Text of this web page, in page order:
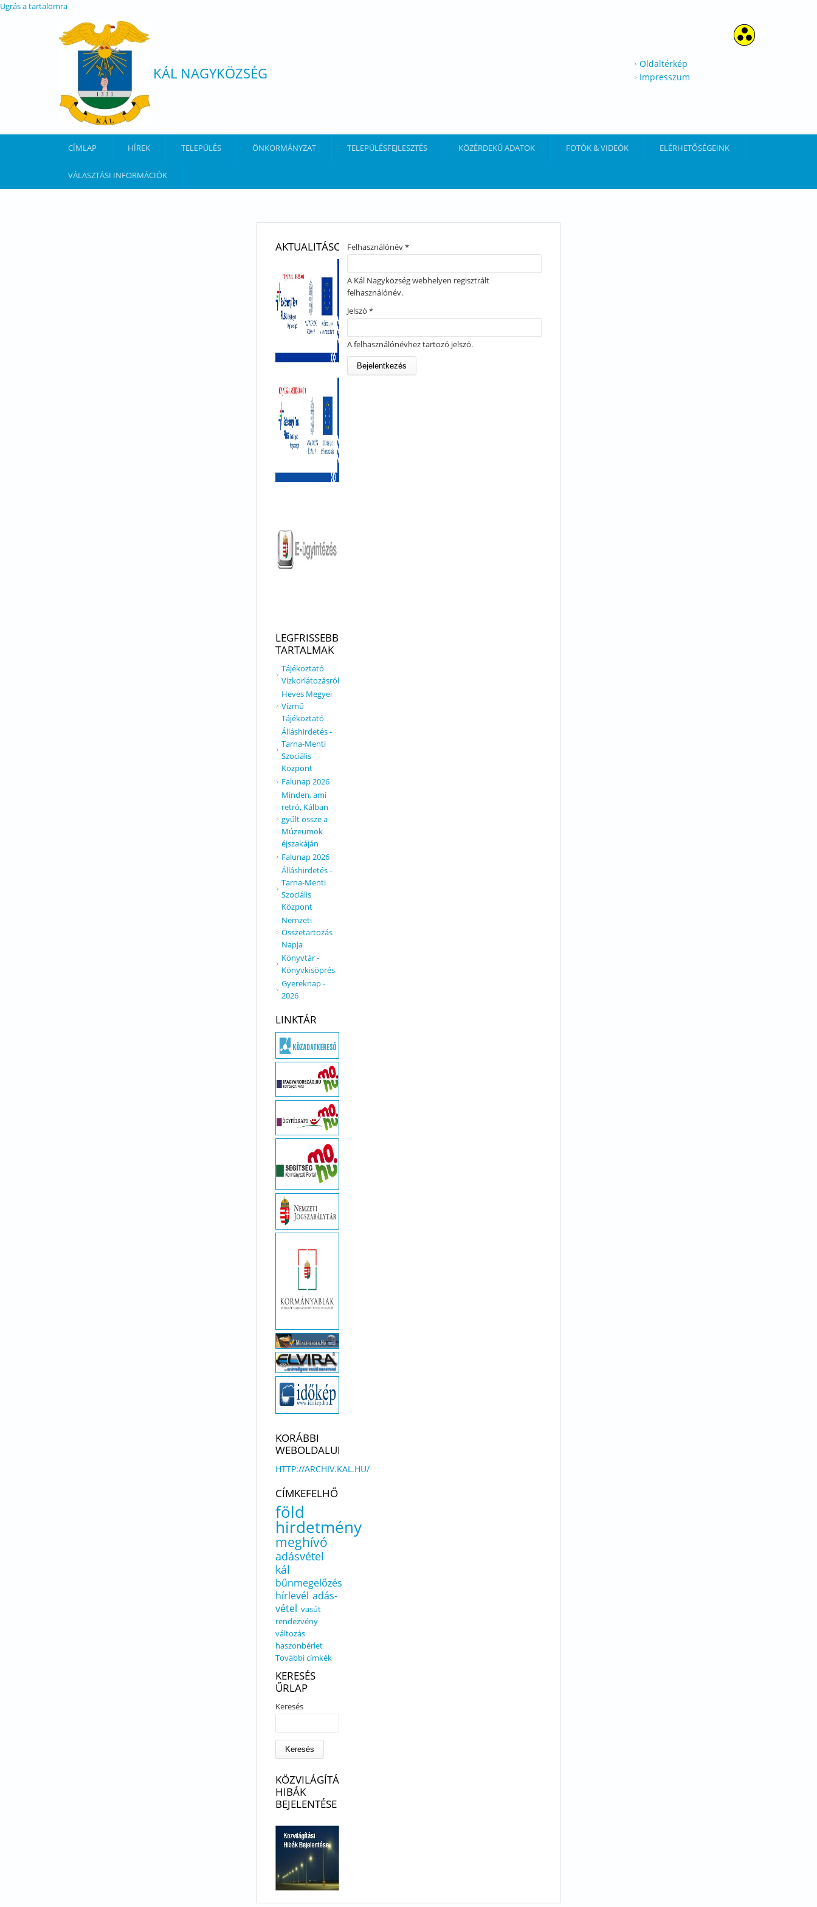
Ugrás a tartalomra
KÁL NAGYKÖZSÉG
Oldaltérkép
Impresszum
CÍMLAP HÍREK TELEPÜLÉS ÖNKORMÁNYZAT TELEPÜLÉSFEJLESZTÉS KÖZÉRDEKŰ ADATOK FOTÓK & VIDEÓK ELÉRHETŐSÉGEINK
VÁLASZTÁSI INFORMÁCIÓK
Felhasználónév*
A Kál Nagyközség webhelyen regisztrált
felhasználónév.
Jelszó*
A felhasználónévhez tartozó jelszó.
AKTUALITÁSOK
LEGFRISSEBB
TARTALMAK
Tájékoztató
Vízkorlátozásról
Heves Megyei
Vízmű
Tájékoztató
Álláshirdetés -
Tarna-Menti
Szociális
Központ
Falunap 2026
Minden, ami
retró, Kálban
gyűlt össze a
Múzeumok
éjszakáján
Falunap 2026
Álláshirdetés -
Tarna-Menti
Szociális
Központ
Nemzeti
Összetartozás
Napja
Könyvtár -
Könyvkisöprés
Gyereknap -
2026
LINKTÁR
KORÁBBI
WEBOLDALUNK
HTTP://ARCHIV.KAL.HU/
CÍMKEFELHŐ
föld
hirdetmény
meghívó
adásvétel
kál
bűnmegelőzés
hírlevél adás-
vétel vasút
rendezvény
változás
haszonbérlet
További címkék
KERESÉS
ŰRLAP
Keresés
KÖZVILÁGÍTÁSI
HIBÁK
BEJELENTÉSE